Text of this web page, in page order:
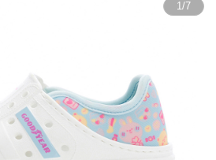
1/7